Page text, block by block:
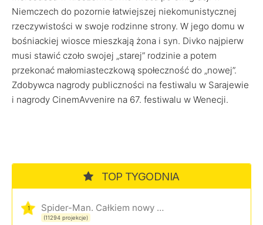
Niemczech do pozornie łatwiejszej niekomunistycznej
rzeczywistości w swoje rodzinne strony. W jego domu w
bośniackiej wiosce mieszkają żona i syn. Divko najpierw
musi stawić czoło swojej „starej” rodzinie a potem
przekonać małomiasteczkową społeczność do „nowej”.
Zdobywca nagrody publiczności na festiwalu w Sarajewie
i nagrody CinemAvvenire na 67. festiwalu w Wenecji.
TOP TYGODNIA
1 Spider-Man. Całkiem nowy dzień
(11294 projekcje)